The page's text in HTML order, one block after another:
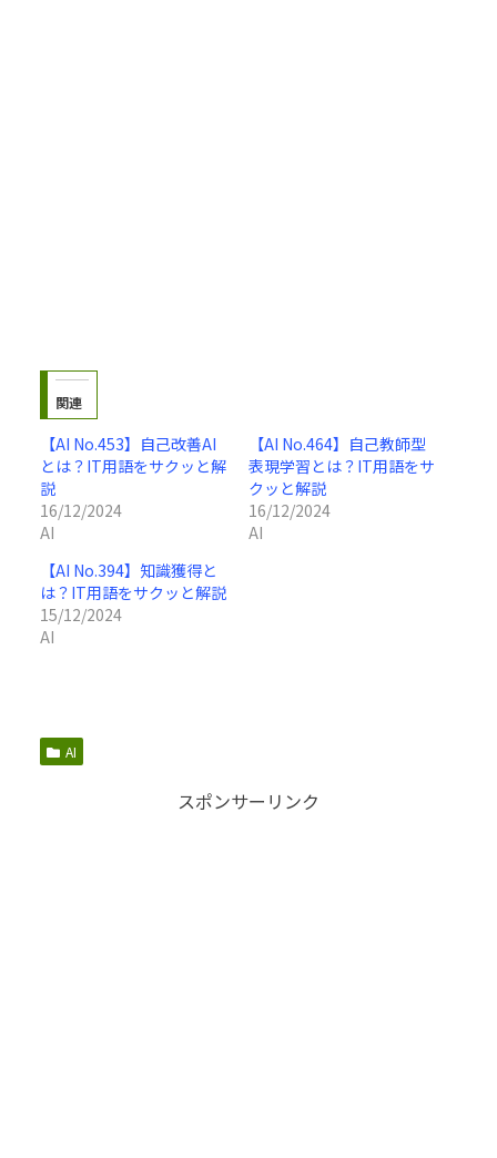
関連
【AI No.453】自己改善AI
とは？IT用語をサクッと解
説
16/12/2024
AI
【AI No.464】自己教師型
表現学習とは？IT用語をサ
クッと解説
16/12/2024
AI
【AI No.394】知識獲得と
は？IT用語をサクッと解説
15/12/2024
AI
AI
スポンサーリンク